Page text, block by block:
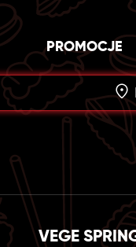
PROMOCJE
VEGE